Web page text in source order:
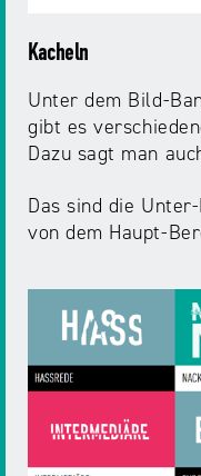
Kacheln
Unter dem Bild-
gibt es
Dazu sagt man
Das sind die
von dem Haupt-